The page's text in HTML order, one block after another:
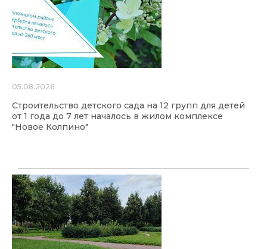
05.08.2026
Строительство детского сада на 12 групп для детей
от 1 года до 7 лет началось в жилом комплексе
"Новое Колпино"